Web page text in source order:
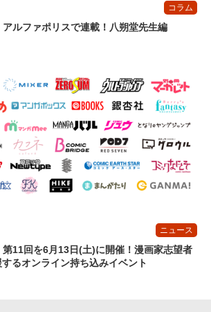
コラム
アルファポリスで連載！八朔堂先生編
ニュース
第11回を6月13日(土)に開催！漫画家志望者
るオンライン持ち込みイベント